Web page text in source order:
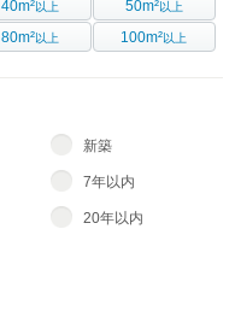
40m²以上 50m²以上
80m²以上 100m²以上
新築
7年以内
20年以内